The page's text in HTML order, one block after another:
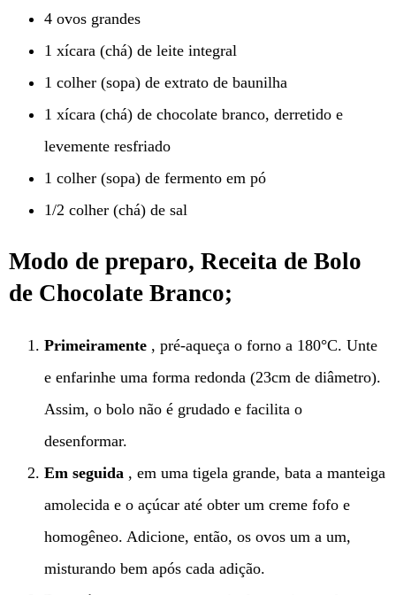
4 ovos grandes
1 xícara (chá) de leite integral
1 colher (sopa) de extrato de baunilha
1 xícara (chá) de chocolate branco, derretido e
levemente resfriado
1 colher (sopa) de fermento em pó
1/2 colher (chá) de sal
Modo de preparo, Receita de Bolo
de Chocolate Branco;
Primeiramente , pré-aqueça o forno a 180°C. Unte
e enfarinhe uma forma redonda (23cm de diâmetro).
Assim, o bolo não é grudado e facilita o
desenformar.
Em seguida , em uma tigela grande, bata a manteiga
amolecida e o açúcar até obter um creme fofo e
homogêneo. Adicione, então, os ovos um a um,
misturando bem após cada adição.